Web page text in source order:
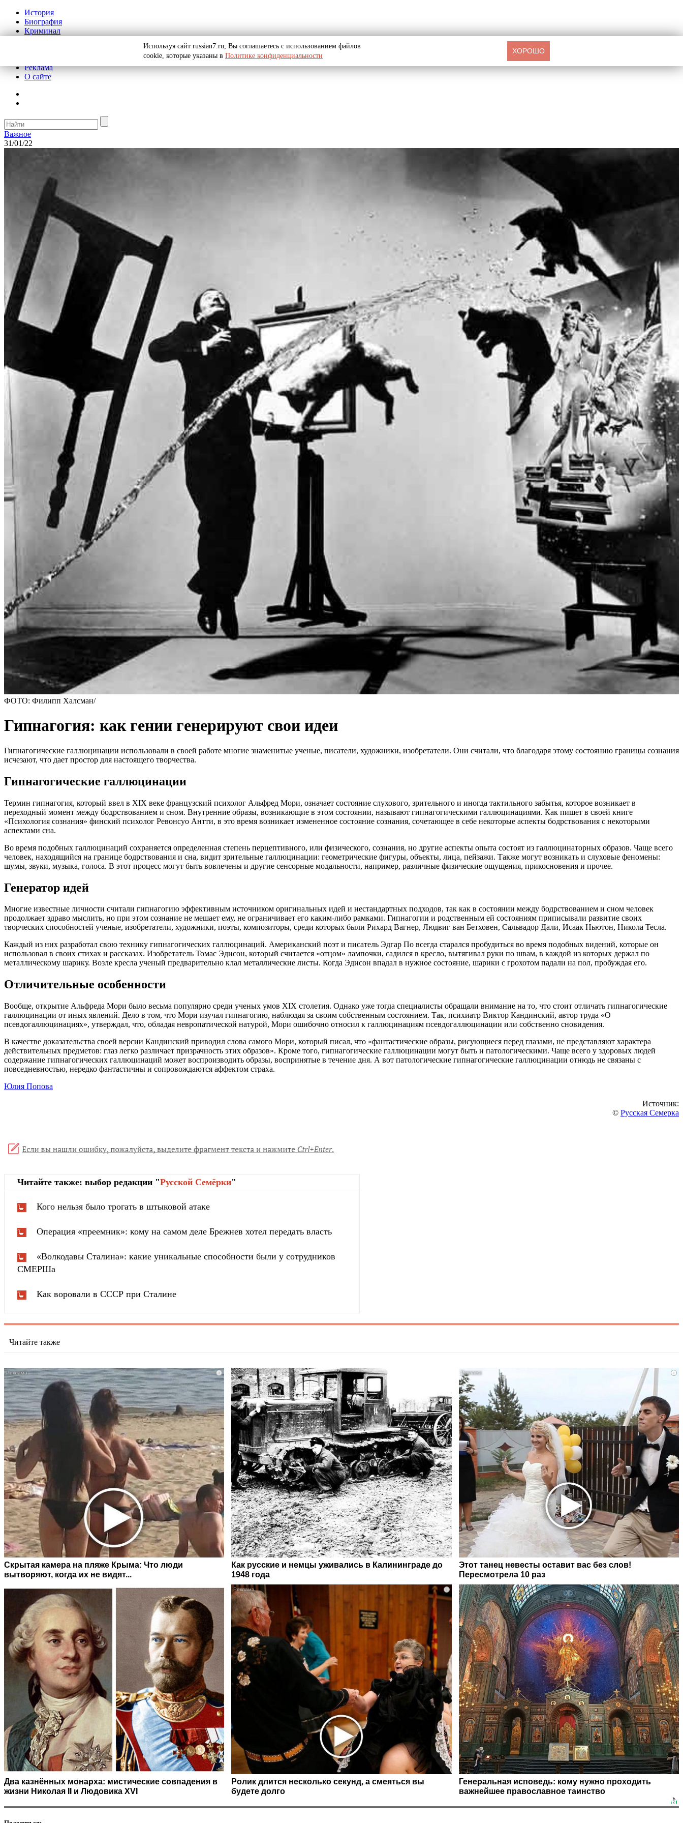
История
Биография
Криминал
Реклама
О сайте
Важное
31/01/22
ФОТО: Филипп Халсман/
Гипнагогия: как гении генерируют свои идеи
Гипнагогические галлюцинации использовали в своей работе многие знаменитые ученые, писатели, художники, изобретатели. Они считали, что благодаря этому состоянию границы сознания
исчезают, что дает простор для настоящего творчества.
Гипнагогические галлюцинации
Термин гипнагогия, который ввел в XIX веке французский психолог Альфред Мори, означает состояние слухового, зрительного и иногда тактильного забытья, которое возникает в
переходный момент между бодрствованием и сном. Внутренние образы, возникающие в этом состоянии, называют гипнагогическими галлюцинациями. Как пишет в своей книге
«Психология сознания» финский психолог Ревонсуо Антти, в это время возникает измененное состояние сознания, сочетающее в себе некоторые аспекты бодрствования с некоторыми
аспектами сна.
Во время подобных галлюцинаций сохраняется определенная степень перцептивного, или физического, сознания, но другие аспекты опыта состоят из галлюцинаторных образов. Чаще всего
человек, находящийся на границе бодрствования и сна, видит зрительные галлюцинации: геометрические фигуры, объекты, лица, пейзажи. Также могут возникать и слуховые феномены:
шумы, звуки, музыка, голоса. В этот процесс могут быть вовлечены и другие сенсорные модальности, например, различные физические ощущения, прикосновения и прочее.
Генератор идей
Многие известные личности считали гипнагогию эффективным источником оригинальных идей и нестандартных подходов, так как в состоянии между бодрствованием и сном человек
продолжает здраво мыслить, но при этом сознание не мешает ему, не ограничивает его каким-либо рамками. Гипнагогии и родственным ей состояниям приписывали развитие своих
творческих способностей ученые, изобретатели, художники, поэты, композиторы, среди которых были Рихард Вагнер, Людвиг ван Бетховен, Сальвадор Дали, Исаак Ньютон, Никола Тесла.
Каждый из них разработал свою технику гипнагогических галлюцинаций. Американский поэт и писатель Эдгар По всегда старался пробудиться во время подобных видений, которые он
использовал в своих стихах и рассказах. Изобретатель Томас Эдисон, который считается «отцом» лампочки, садился в кресло, вытягивал руки по швам, в каждой из которых держал по
металлическому шарику. Возле кресла ученый предварительно клал металлические листы. Когда Эдисон впадал в нужное состояние, шарики с грохотом падали на пол, пробуждая его.
Отличительные особенности
Вообще, открытие Альфреда Мори было весьма популярно среди ученых умов XIX столетия. Однако уже тогда специалисты обращали внимание на то, что стоит отличать гипнагогические
галлюцинации от иных явлений. Дело в том, что Мори изучал гипнагогию, наблюдая за своим собственным состоянием. Так, психиатр Виктор Кандинский, автор труда «О
псевдогаллюцинациях», утверждал, что, обладая невропатической натурой, Мори ошибочно относил к галлюцинациям псевдогаллюцинации или собственно сновидения.
В качестве доказательства своей версии Кандинский приводил слова самого Мори, который писал, что «фантастические образы, рисующиеся перед глазами, не представляют характера
действительных предметов: глаз легко различает призрачность этих образов». Кроме того, гипнагогические галлюцинации могут быть и патологическими. Чаще всего у здоровых людей
содержание гипнагогических галлюцинаций может воспроизводить образы, воспринятые в течение дня. А вот патологические гипнагогические галлюцинации отнюдь не связаны с
повседневностью, нередко фантастичны и сопровождаются аффектом страха.
Юлия Попова
Источник:
© Русская Семерка
Читайте также: выбор редакции "Русской Cемёрки"
Кого нельзя было трогать в штыковой атаке
Операция «преемник»: кому на самом деле Брежнев хотел передать власть
«Волкодавы Сталина»: какие уникальные способности были у сотрудников
СМЕРШа
Как воровали в СССР при Сталине
Читайте также
i
Скрытая камера на пляже Крыма: Что люди
вытворяют, когда их не видят...
Как русские и немцы уживались в Калининграде до
1948 года
i
Этот танец невесты оставит вас без слов!
Пересмотрела 10 раз
Два казнённых монарха: мистические совпадения в
жизни Николая II и Людовика XVI
i
Ролик длится несколько секунд, а смеяться вы
будете долго
Генеральная исповедь: кому нужно проходить
важнейшее православное таинство
Используя сайт russian7.ru, Вы соглашаетесь с использованием файлов
cookie, которые указаны в Политике конфиденциальности
ХОРОШО